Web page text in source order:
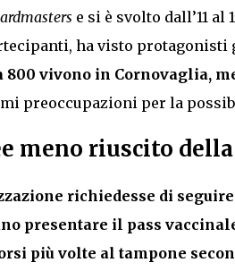
e si è svolto dall’11 al
ha visto protagonisti
800 vivono in Cornovaglia,
preoccupazioni per la
meno riuscito
richiedesse di
presentare il pass
più volte al tampone